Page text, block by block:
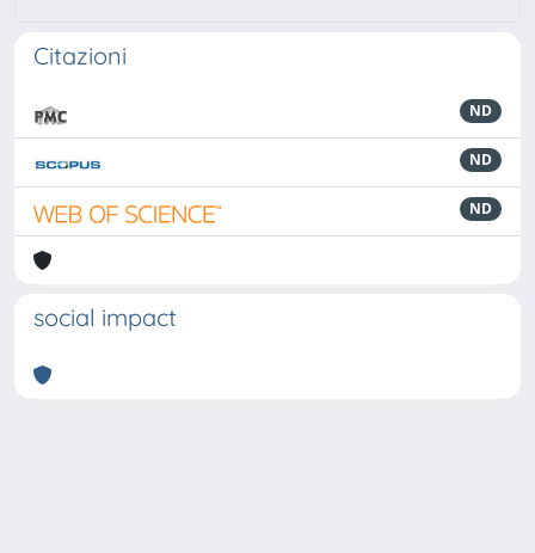
Citazioni
ND
ND
ND
social impact